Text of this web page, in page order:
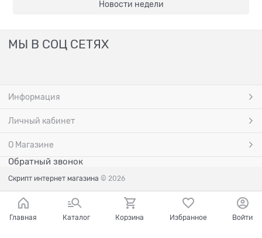
Новости недели
МЫ В СОЦ СЕТЯХ
Информация
Личный кабинет
О Магазине
Обратный звонок
Скрипт интернет магазина © 2026
Главная Каталог Корзина Избранное Войти